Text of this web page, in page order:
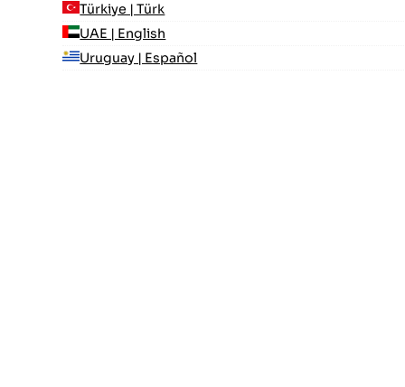
Türkiye | Türk
UAE | English
Uruguay | Español